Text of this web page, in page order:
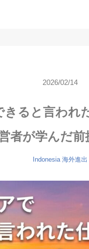
2026/02/14
ると言われ
者が学んだ前
Indonesia 海外進出